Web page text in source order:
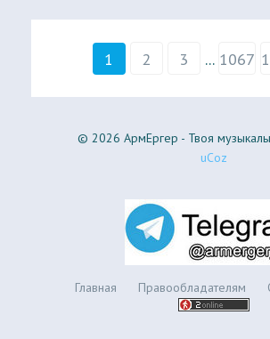
1 2 3 ... 1067
© 2026 АрмЕргер - Твоя
uCoz
Главная Правообладателям